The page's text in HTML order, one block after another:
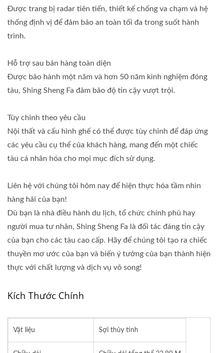
Được trang bị radar tiên tiến, thiết kế chống va chạm và hệ
thống định vị để đảm bảo an toàn tối đa trong suốt hành
trình.
Hỗ trợ sau bán hàng toàn diện
Được bảo hành một năm và hơn 50 năm kinh nghiệm đóng
tàu, Shing Sheng Fa đảm bảo độ tin cậy vượt trội.
Tùy chỉnh theo yêu cầu
Nội thất và cấu hình ghế có thể được tùy chỉnh để đáp ứng
các yêu cầu cụ thể của khách hàng, mang đến một chiếc
tàu cá nhân hóa cho mọi mục đích sử dụng.
Liên hệ với chúng tôi hôm nay để hiện thực hóa tầm nhìn
hàng hải của bạn!
Dù bạn là nhà điều hành du lịch, tổ chức chính phủ hay
người mua tư nhân, Shing Sheng Fa là đối tác đáng tin cậy
của bạn cho các tàu cao cấp. Hãy để chúng tôi tạo ra chiếc
thuyền mơ ước của bạn và biến ý tưởng của bạn thành hiện
thực với chất lượng và dịch vụ vô song!
Kích Thước Chính
Vật liệu Sợi thủy tinh